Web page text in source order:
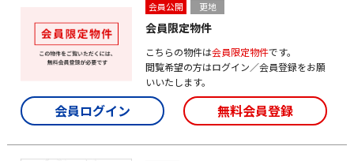
会員公開 更地
会員限定物件
こちらの物件は会員限定物件です。
閲覧希望の方はログイン／会員登録をお願
いいたします。
会員ログイン 無料会員登録